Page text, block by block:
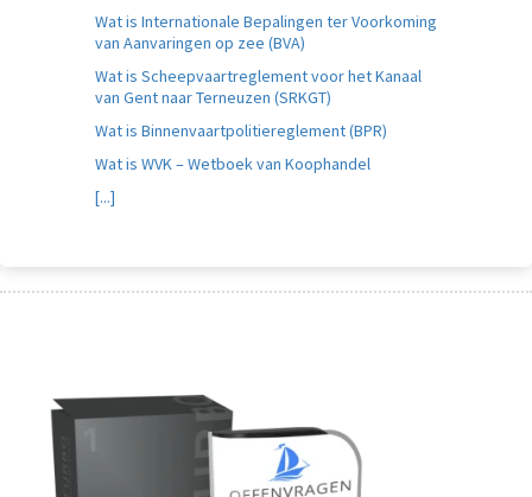
Wat is Internationale Bepalingen ter Voorkoming
van Aanvaringen op zee (BVA)
Wat is Scheepvaartreglement voor het Kanaal
van Gent naar Terneuzen (SRKGT)
Wat is Binnenvaartpolitiereglement (BPR)
Wat is WVK – Wetboek van Koophandel
[...]